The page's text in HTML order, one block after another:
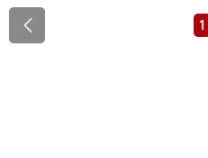
1